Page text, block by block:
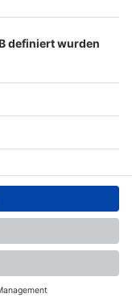
Impressum